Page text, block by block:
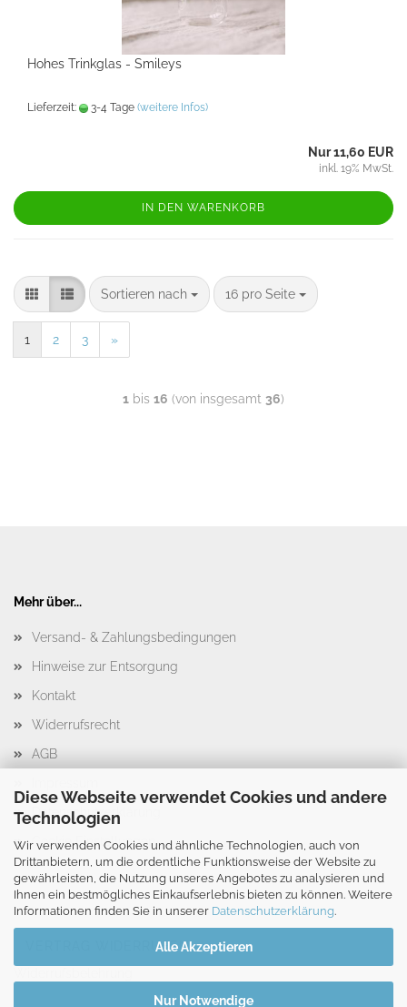
Diese Webseite verwendet Cookies und andere
Technologien
Wir verwenden Cookies und ähnliche Technologien, auch von
Drittanbietern, um die ordentliche Funktionsweise der Website zu
gewährleisten, die Nutzung unseres Angebotes zu analysieren und
Ihnen ein bestmögliches Einkaufserlebnis bieten zu können. Weitere
Informationen finden Sie in unserer Datenschutzerklärung.
Alle Akzeptieren
Nur Notwendige
Hohes Trinkglas - Smileys
Lieferzeit: 3-4 Tage (weitere Infos)
Nur 11,60 EUR
inkl. 19% MwSt.
IN DEN WARENKORB
Sortieren nach 16 pro Seite
1 2 3 »
1 bis 16 (von insgesamt 36)
Mehr über...
Versand- & Zahlungsbedingungen
Hinweise zur Entsorgung
Kontakt
Widerrufsrecht
AGB
Datenschutzerklärung
Cookie Einstellungen
VERTRAG WIDERRUFEN